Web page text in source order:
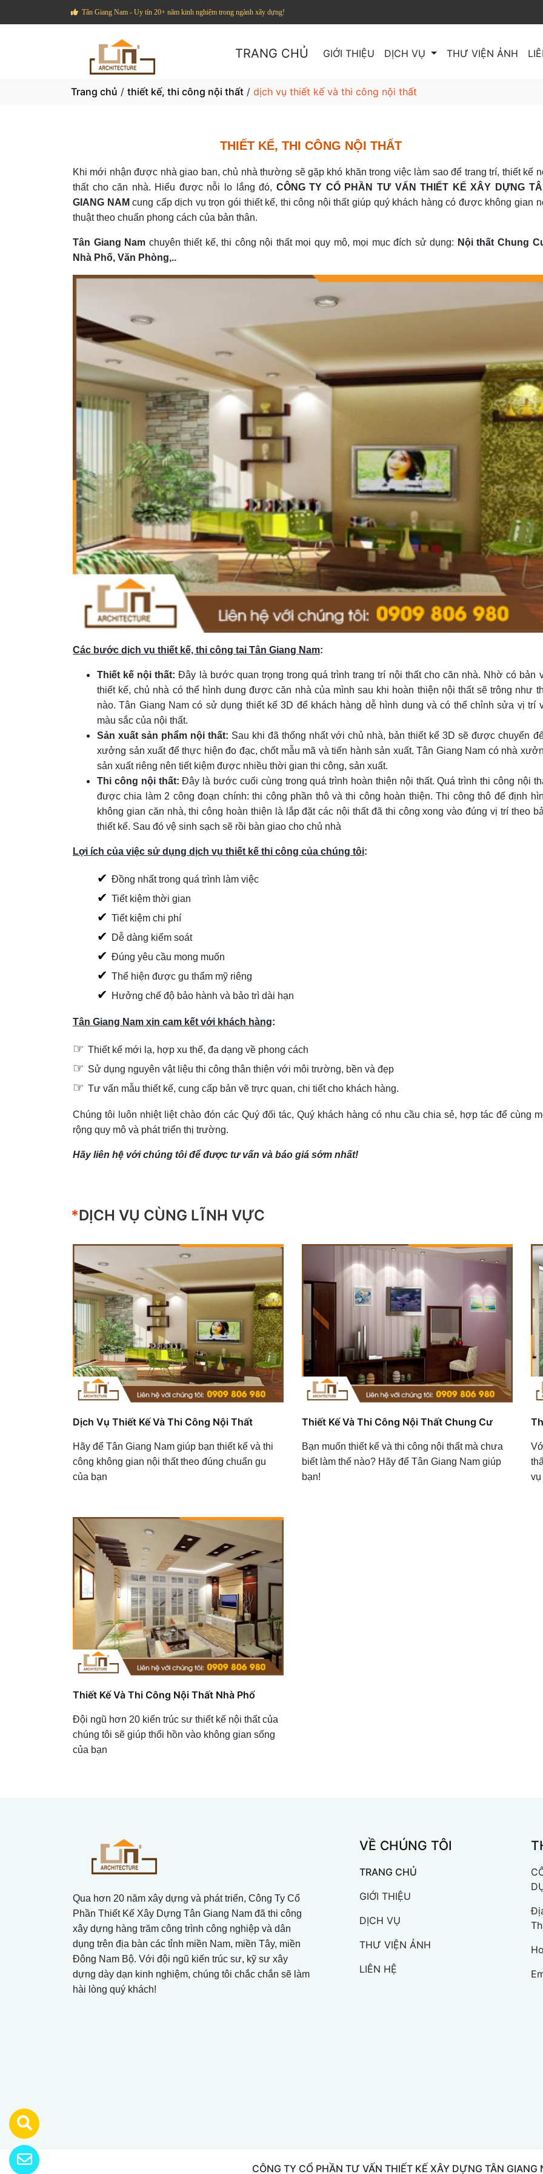
Tân Giang Nam - Uy tín 20+ năm kinh nghiệm trong ngành xây dựng!
TRANG CHỦ GIỚI THIỆU DỊCH VỤ THƯ VIỆN ẢNH
Trang chủ / thiết kế, thi công nội thất / dịch vụ thiết kế và thi công nội thất
THIẾT KẾ, THI CÔNG NỘI THẤT
Khi mới nhận được nhà giao ban, chủ nhà thường sẽ gặp khó khăn trong việc làm sao để trang trí, thiết kế
thất cho căn nhà. Hiểu được nỗi lo lắng đó, CÔNG TY CỔ PHẦN TƯ VẤN THIẾT KẾ XÂY DỰNG
GIANG NAMcung cấp dịch vụ trọn gói thiết kế, thi công nội thất giúp quý khách hàng có được không gian
thuật theo chuẩn phong cách của bản thân.
Tân Giang Nam chuyên thiết kế, thi công nội thất mọi quy mô, mọi mục đích sử dụng: Nội thất Chung
Nhà Phố, Văn Phòng,..
Các bước dịch vụ thiết kế, thi công tại Tân Giang Nam:
Thiết kế nội thất: Đây là bước quan trọng trong quá trình trang trí nội thất cho căn nhà. Nhờ có bản
thiết kế, chủ nhà có thể hình dung được căn nhà của mình sau khi hoàn thiện nội thất sẽ trông như
nào. Tân Giang Nam có sử dụng thiết kế 3D để khách hàng dễ hình dung và có thể chỉnh sửa vị trí
màu sắc của nội thất.
Sản xuất sản phẩm nội thất: Sau khi đã thống nhất với chủ nhà, bản thiết kế 3D sẽ được chuyển
xưởng sản xuất để thực hiện đo đạc, chốt mẫu mã và tiến hành sản xuất. Tân Giang Nam có nhà
sản xuất riêng nên tiết kiệm được nhiều thời gian thi công, sản xuất.
Thi công nội thất:Đây là bước cuối cùng trong quá trình hoàn thiện nội thất. Quá trình thi công nội
được chia làm 2 công đoạn chính: thi công phần thô và thi công hoàn thiện. Thi công thô để định
không gian căn nhà, thi công hoàn thiện là lắp đặt các nội thất đã thi công xong vào đúng vị trí theo
thiết kế. Sau đó vệ sinh sạch sẽ rồi bàn giao cho chủ nhà
Lợi ích của việc sử dụng dịch vụ thiết kế thi công của chúng tôi:
✔ Đồng nhất trong quá trình làm việc
✔ Tiết kiệm thời gian
✔ Tiết kiệm chi phí
✔ Dễ dàng kiểm soát
✔ Đúng yêu cầu mong muốn
✔ Thể hiện được gu thẩm mỹ riêng
✔ Hưởng chế độ bảo hành và bảo trì dài hạn
Tân Giang Nam xin cam kết với khách hàng:
☞ Thiết kế mới lạ, hợp xu thế, đa dạng về phong cách
☞ Sử dụng nguyên vật liệu thi công thân thiện với môi trường, bền và đẹp
☞ Tư vấn mẫu thiết kế, cung cấp bản vẽ trực quan, chi tiết cho khách hàng.
Chúng tôi luôn nhiệt liệt chào đón các Quý đối tác, Quý khách hàng có nhu cầu chia sẻ, hợp tác để cùng
rộng quy mô và phát triển thị trường.
Hãy liên hệ với chúng tôi để được tư vấn và báo giá sớm nhất!
*DỊCH VỤ CÙNG LĨNH VỰC
Dịch Vụ Thiết Kế Và Thi Công Nội Thất
Hãy để Tân Giang Nam giúp bạn thiết kế và thi
công không gian nội thất theo đúng chuẩn gu
của bạn
Thiết Kế Và Thi Công Nội Thất Chung Cư
Bạn muốn thiết kế và thi công nội thất mà chưa
biết làm thế nào? Hãy để Tân Giang Nam giúp
bạn!
vụ
Thiết Kế Và Thi Công Nội Thất Nhà Phố
Đội ngũ hơn 20 kiến trúc sư thiết kế nội thất của
chúng tôi sẽ giúp thổi hồn vào không gian sống
của bạn
Qua hơn 20 năm xây dựng và phát triển, Công Ty Cổ
Phần Thiết Kế Xây Dựng Tân Giang Nam đã thi công
xây dựng hàng trăm công trình công nghiệp và dân
dụng trên địa bàn các tỉnh miền Nam, miền Tây, miền
Đông Nam Bộ. Với đội ngũ kiến trúc sư, kỹ sư xây
dựng dày dạn kinh nghiệm, chúng tôi chắc chắn sẽ làm
hài lòng quý khách!
VỀ CHÚNG TÔI
TRANG CHỦ
GIỚI THIỆU
DỊCH VỤ
THƯ VIỆN ẢNH
LIÊN HỆ
CÔNG TY CỔ PHẦN TƯ VẤN THIẾT KẾ XÂY DỰNG TÂN GIANG